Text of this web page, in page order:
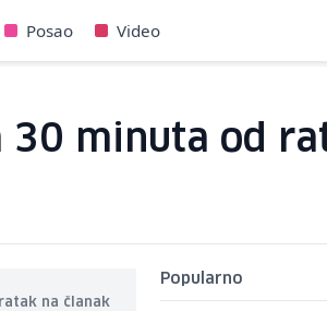
Posao Video
30 minuta od
na članak
Popularno